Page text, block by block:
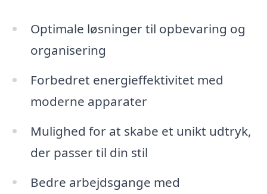
Optimale løsninger til opbevaring og
organisering
Forbedret energieffektivitet med
moderne apparater
Mulighed for at skabe et unikt udtryk,
der passer til din stil
Bedre arbejdsgange med